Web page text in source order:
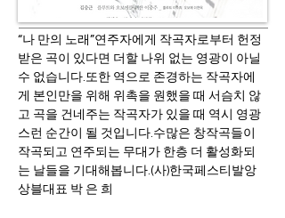
“나 만의 노래”연주자에게 작곡자로부터 헌정
받은 곡이 있다면 더할 나위 없는 영광이 아닐
수 없습니다.또한 역으로 존경하는 작곡자에
게 본인만을 위해 위촉을 원했을 때 서슴치 않
고 곡을 건네주는 작곡자가 있을 때 역시 영광
스런 순간이 될 것입니다.수많은 창작곡들이
작곡되고 연주되는 무대가 한층 더 활성화되
는 날들을 기대해봅니다.(사)한국페스티발앙
상블대표 박 은 희